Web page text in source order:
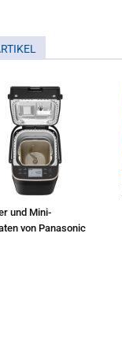
und Mini-
von Panasonic